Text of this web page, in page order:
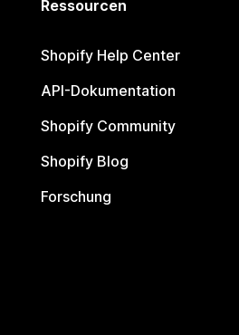
Ressourcen
Shopify Help Center
API-Dokumentation
Shopify Community
Shopify Blog
Forschung